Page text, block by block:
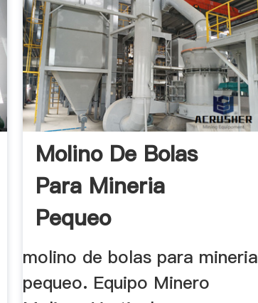
Molino De Bolas
Para Mineria
Pequeo
molino de bolas para mineria
pequeo. Equipo Minero